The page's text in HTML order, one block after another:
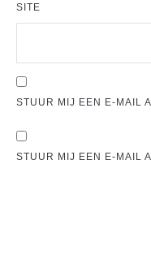
SITE
STUUR MIJ EEN E-MAIL
STUUR MIJ EEN E-MAIL